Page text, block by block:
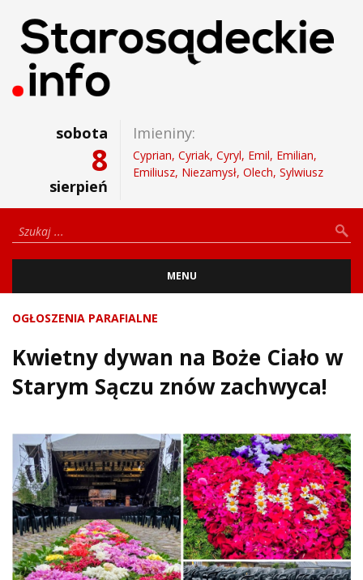
sobota
8
sierpień
Imieniny:
Cyprian, Cyriak, Cyryl, Emil, Emilian,
Emiliusz, Niezamysł, Olech, Sylwiusz
MENU
OGŁOSZENIA PARAFIALNE
Kwietny dywan na Boże Ciało w
Starym Sączu znów zachwyca!